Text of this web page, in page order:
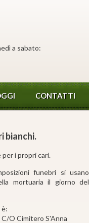
a sabato:
CONTATTI
bianchi.
i propri cari.
funebri si usano
mortuaria il giorno del
O Cimitero S'Anna